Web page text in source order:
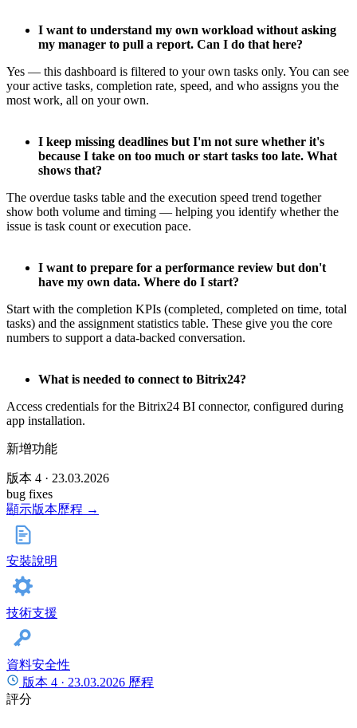
I want to understand my own workload without asking
my manager to pull a report. Can I do that here?
Yes — this dashboard is filtered to your own tasks only. You can see
your active tasks, completion rate, speed, and who assigns you the
most work, all on your own.
I keep missing deadlines but I'm not sure whether it's
because I take on too much or start tasks too late. What
shows that?
The overdue tasks table and the execution speed trend together
show both volume and timing — helping you identify whether the
issue is task count or execution pace.
I want to prepare for a performance review but don't
have my own data. Where do I start?
Start with the completion KPIs (completed, completed on time, total
tasks) and the assignment statistics table. These give you the core
numbers to support a data-backed conversation.
What is needed to connect to Bitrix24?
Access credentials for the Bitrix24 BI connector, configured during
app installation.
新增功能
版本 4 · 23.03.2026
bug fixes
顯示版本歷程 →
安裝說明
技術支援
資料安全性
版本 4 · 23.03.2026 歷程
評分